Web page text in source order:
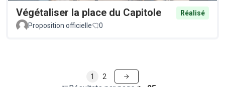
Végétaliser la place du Capitole
Réalisé
Proposition officielle
0
1 2